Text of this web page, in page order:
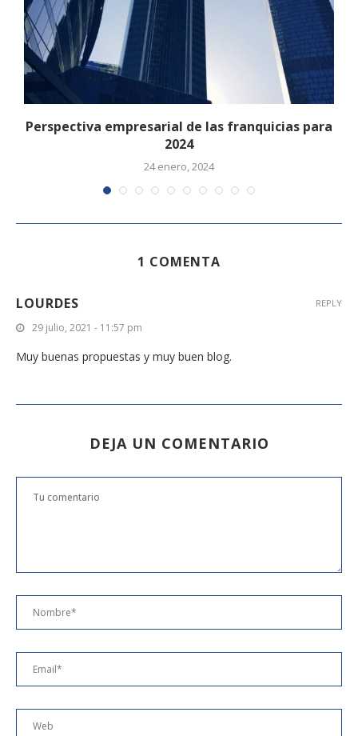
Perspectiva empresarial de las franquicias para
2024
24 enero, 2024
1 COMENTA
LOURDES
29 julio, 2021 - 11:57 pm
Muy buenas propuestas y muy buen blog.
REPLY
DEJA UN COMENTARIO